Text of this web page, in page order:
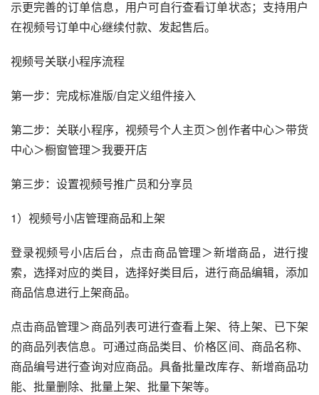
示更完善的订单信息，用户可自行查看订单状态；支持用户
在视频号订单中心继续付款、发起售后。
视频号关联小程序流程
第一步：完成标准版/自定义组件接入
第二步：关联小程序，视频号个人主页＞创作者中心＞带货
中心＞橱窗管理＞我要开店
第三步：设置视频号推广员和分享员
1）视频号小店管理商品和上架
登录视频号小店后台，点击商品管理＞新增商品，进行搜
索，选择对应的类目，选择好类目后，进行商品编辑，添加
商品信息进行上架商品。
点击商品管理＞商品列表可进行查看上架、待上架、已下架
的商品列表信息。可通过商品类目、价格区间、商品名称、
商品编号进行查询对应商品。具备批量改库存、新增商品功
能、批量删除、批量上架、批量下架等。